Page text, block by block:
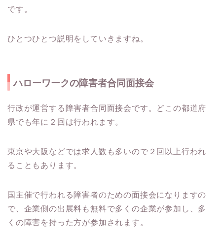
です。
ひとつひとつ説明をしていきますね。
ハローワークの障害者合同面接会
行政が運営する障害者合同面接会です。どこの都道府
県でも年に２回は行われます。
東京や大阪などでは求人数も多いので２回以上行われ
ることもあります。
国主催で行われる障害者のための面接会になりますの
で、企業側の出展料も無料で多くの企業が参加し、多
くの障害を持った方が参加されます。